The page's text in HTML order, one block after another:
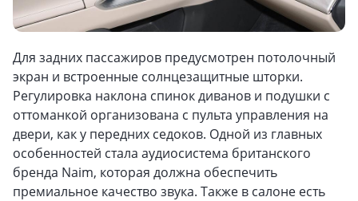
Для задних пассажиров предусмотрен потолочный
экран и встроенные солнцезащитные шторки.
Регулировка наклона спинок диванов и подушки с
оттоманкой организована с пульта управления на
двери, как у передних седоков. Одной из главных
особенностей стала аудиосистема британского
бренда Naim, которая должна обеспечить
премиальное качество звука. Также в салоне есть